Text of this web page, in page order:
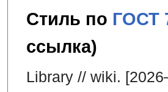
Стиль по ГОСТ
ссылка)
Library // wiki.